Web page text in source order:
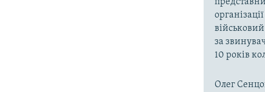
за
10 років
Олег